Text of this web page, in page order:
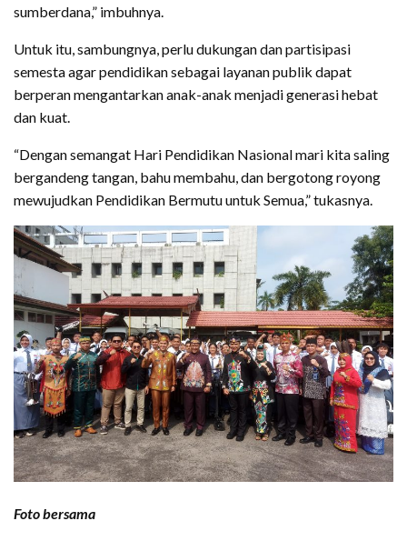
sumberdana,” imbuhnya.
Untuk itu, sambungnya, perlu dukungan dan partisipasi
semesta agar pendidikan sebagai layanan publik dapat
berperan mengantarkan anak-anak menjadi generasi hebat
dan kuat.
“Dengan semangat Hari Pendidikan Nasional mari kita saling
bergandeng tangan, bahu membahu, dan bergotong royong
mewujudkan Pendidikan Bermutu untuk Semua,” tukasnya.
Foto bersama